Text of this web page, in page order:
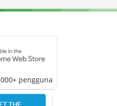
pengguna